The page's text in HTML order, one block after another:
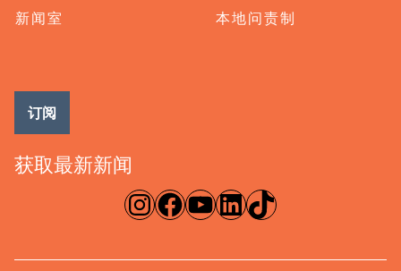
新闻室 本地问责制
淘宝网脸书录像带ǞǞǞTikTok
获取最新新闻
订阅